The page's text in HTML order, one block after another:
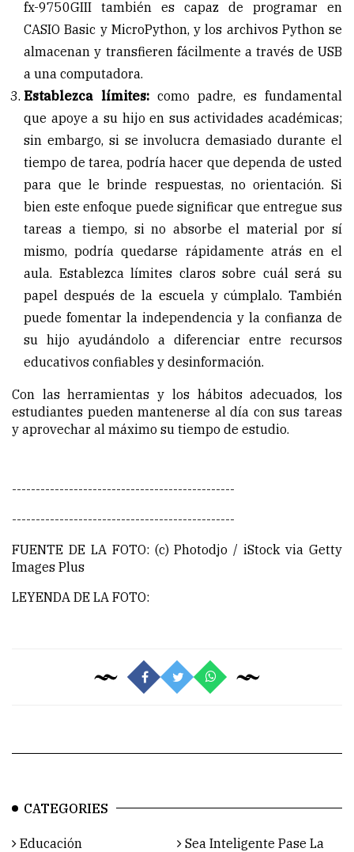
fx-9750GIII también es capaz de programar en
CASIO Basic y MicroPython, y los archivos Python se
almacenan y transfieren fácilmente a través de USB
a una computadora.
Establezca límites: como padre, es fundamental
que apoye a su hijo en sus actividades académicas;
sin embargo, si se involucra demasiado durante el
tiempo de tarea, podría hacer que dependa de usted
para que le brinde respuestas, no orientación. Si
bien este enfoque puede significar que entregue sus
tareas a tiempo, si no absorbe el material por sí
mismo, podría quedarse rápidamente atrás en el
aula. Establezca límites claros sobre cuál será su
papel después de la escuela y cúmplalo. También
puede fomentar la independencia y la confianza de
su hijo ayudándolo a diferenciar entre recursos
educativos confiables y desinformación.
Con las herramientas y los hábitos adecuados, los
estudiantes pueden mantenerse al día con sus tareas
y aprovechar al máximo su tiempo de estudio.
-----------------------------------------------
-----------------------------------------------
FUENTE DE LA FOTO: (c) Photodjo / iStock via Getty
Images Plus
LEYENDA DE LA FOTO:
CATEGORIES
Educación
Sea Inteligente Pase La